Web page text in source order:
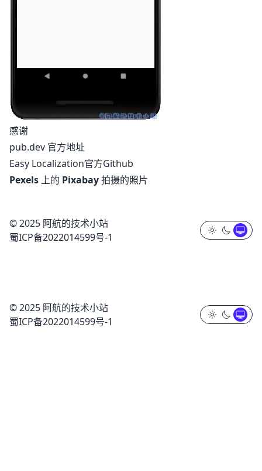
感谢
pub.dev 官方地址
Easy Localization官方Github
Pexels 上的 Pixabay拍摄的照片
© 2025 阿航的技术小站
蜀ICP备2022014599号-1
© 2025 阿航的技术小站
蜀ICP备2022014599号-1